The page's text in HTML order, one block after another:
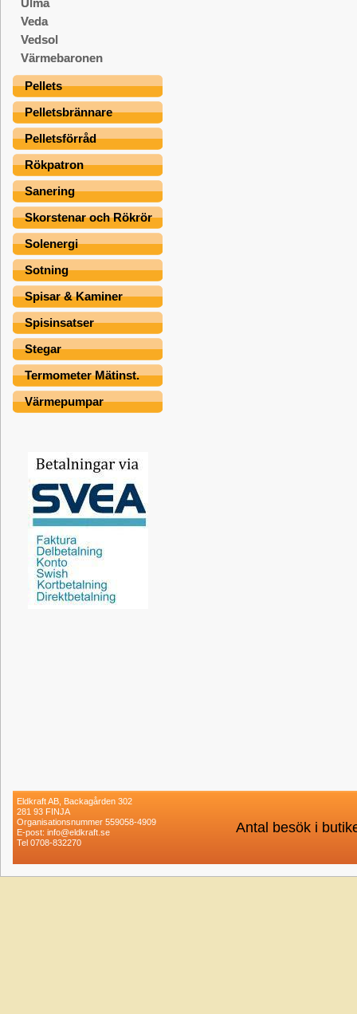
Ulma
Veda
Vedsol
Värmebaronen
Pellets
Pelletsbrännare
Pelletsförråd
Rökpatron
Sanering
Skorstenar och Rökrör
Solenergi
Sotning
Spisar & Kaminer
Spisinsatser
Stegar
Termometer Mätinst.
Värmepumpar
Eldkraft AB, Backagården 302
281 93 FINJA
Organisationsnummer 559058-4909
E-post: info@eldkraft.se
Tel 0708-832270
Antal besök i